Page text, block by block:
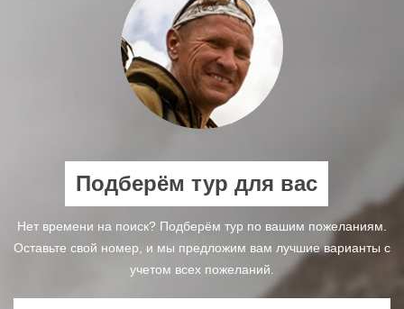
Подберём тур для вас
Нет времени на поиск? Подберём тур по вашим пожеланиям.
Оставьте свой номер, и мы предложим вам лучшие варианты с
учетом всех пожеланий.